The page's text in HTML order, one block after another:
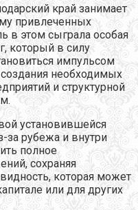
край занимает
привлеченных
в этом сыграла особая
который в силу
импульсом
необходимых
и структурной
установившейся
рубежа и внутри
полное
сохраняя
которая может
или для других